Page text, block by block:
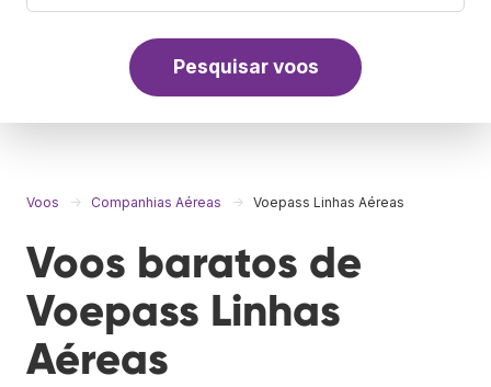
Pesquisar voos
Voos Companhias Aéreas Voepass Linhas Aéreas
Voos baratos de
Voepass Linhas
Aéreas